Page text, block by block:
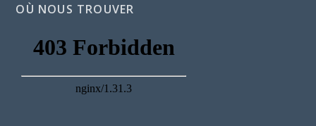
OÙ NOUS TROUVER